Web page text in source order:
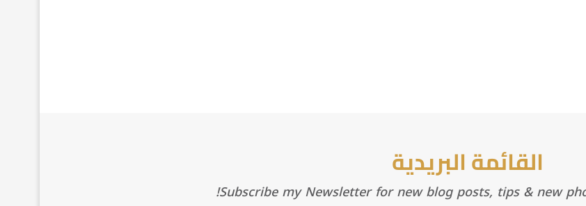
القائمة البريدية
Subscribe my Newsletter for new blog posts, tips & new